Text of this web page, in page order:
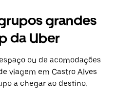
grandes
da Uber
ou de acomodações
viagem em Castro Alves
a chegar ao destino.